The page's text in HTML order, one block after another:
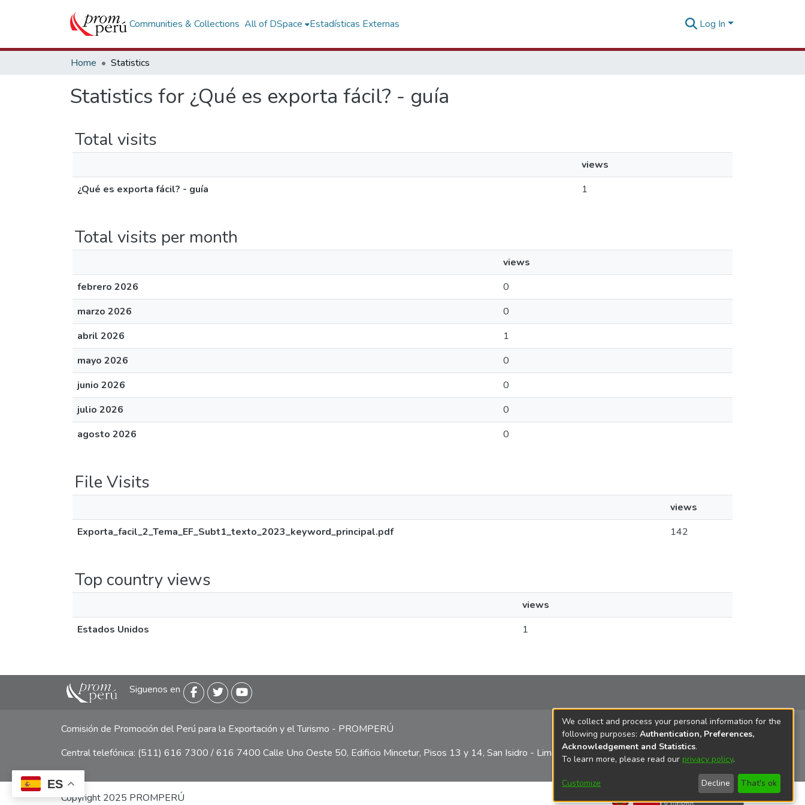
ES
Communities & Collections All of DSpace Estadísticas Externas Log In
Home Statistics
Statistics for ¿Qué es exporta fácil? - guía
Total visits
views
¿Qué es exporta fácil? - guía
1
Total visits per month
views
febrero 2026
0
marzo 2026
0
abril 2026
1
mayo 2026
0
junio 2026
0
julio 2026
0
agosto 2026
0
File Visits
views
Exporta_facil_2_Tema_EF_Subt1_texto_2023_keyword_principal.pdf
142
Top country views
views
Estados Unidos
1
Siguenos en
Comisión de Promoción del Perú para la Exportación y el Turismo - PROMPERÚ
Central telefónica: (511) 616 7300 / 616 7400 Calle Uno Oeste 50, Edificio Mincetur, Pisos 13 y 14, San Isidro - Lima
Copyright 2025 PROMPERÚ
We collect and process your personal information for the
following purposes: Authentication, Preferences,
Acknowledgement and Statistics.
To learn more, please read our privacy policy.
Customize Decline That's ok